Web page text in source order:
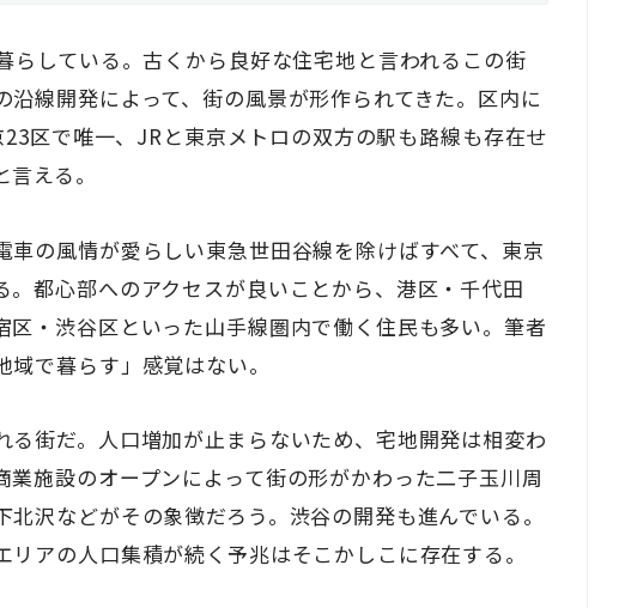
らしている。古くから良好な住宅地と言われるこの街
線開発によって、街の風景が形作られてきた。区内に
区で唯一、JRと東京メトロの双方の駅も路線も存在せ
える。
の風情が愛らしい東急世田谷線を除けばすべて、東京
。都心部へのアクセスが良いことから、港区・千代田
・渋谷区といった山手線圏内で働く住民も多い。筆者
で暮らす」感覚はない。
街だ。人口増加が止まらないため、宅地開発は相変わ
施設のオープンによって街の形がかわった二子玉川周
沢などがその象徴だろう。渋谷の開発も進んでいる。
アの人口集積が続く予兆はそこかしこに存在する。